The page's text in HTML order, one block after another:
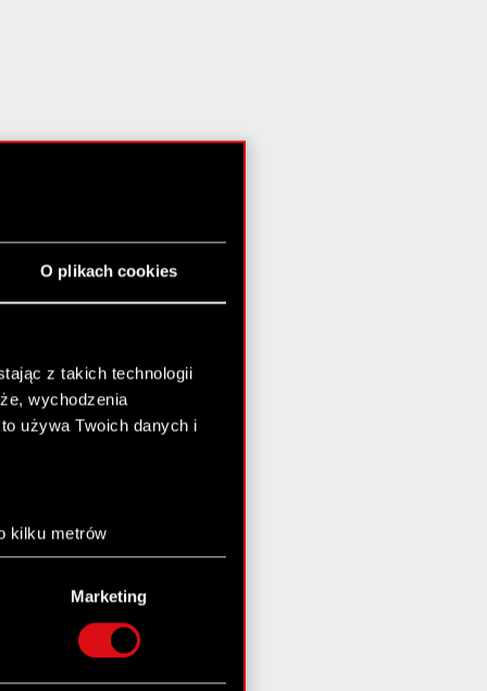
O plikach cookies
z takich technologii
wychodzenia
używa Twoich danych i
kilku metrów
(fingerprinting,
preferencje w
chwili.
Marketing